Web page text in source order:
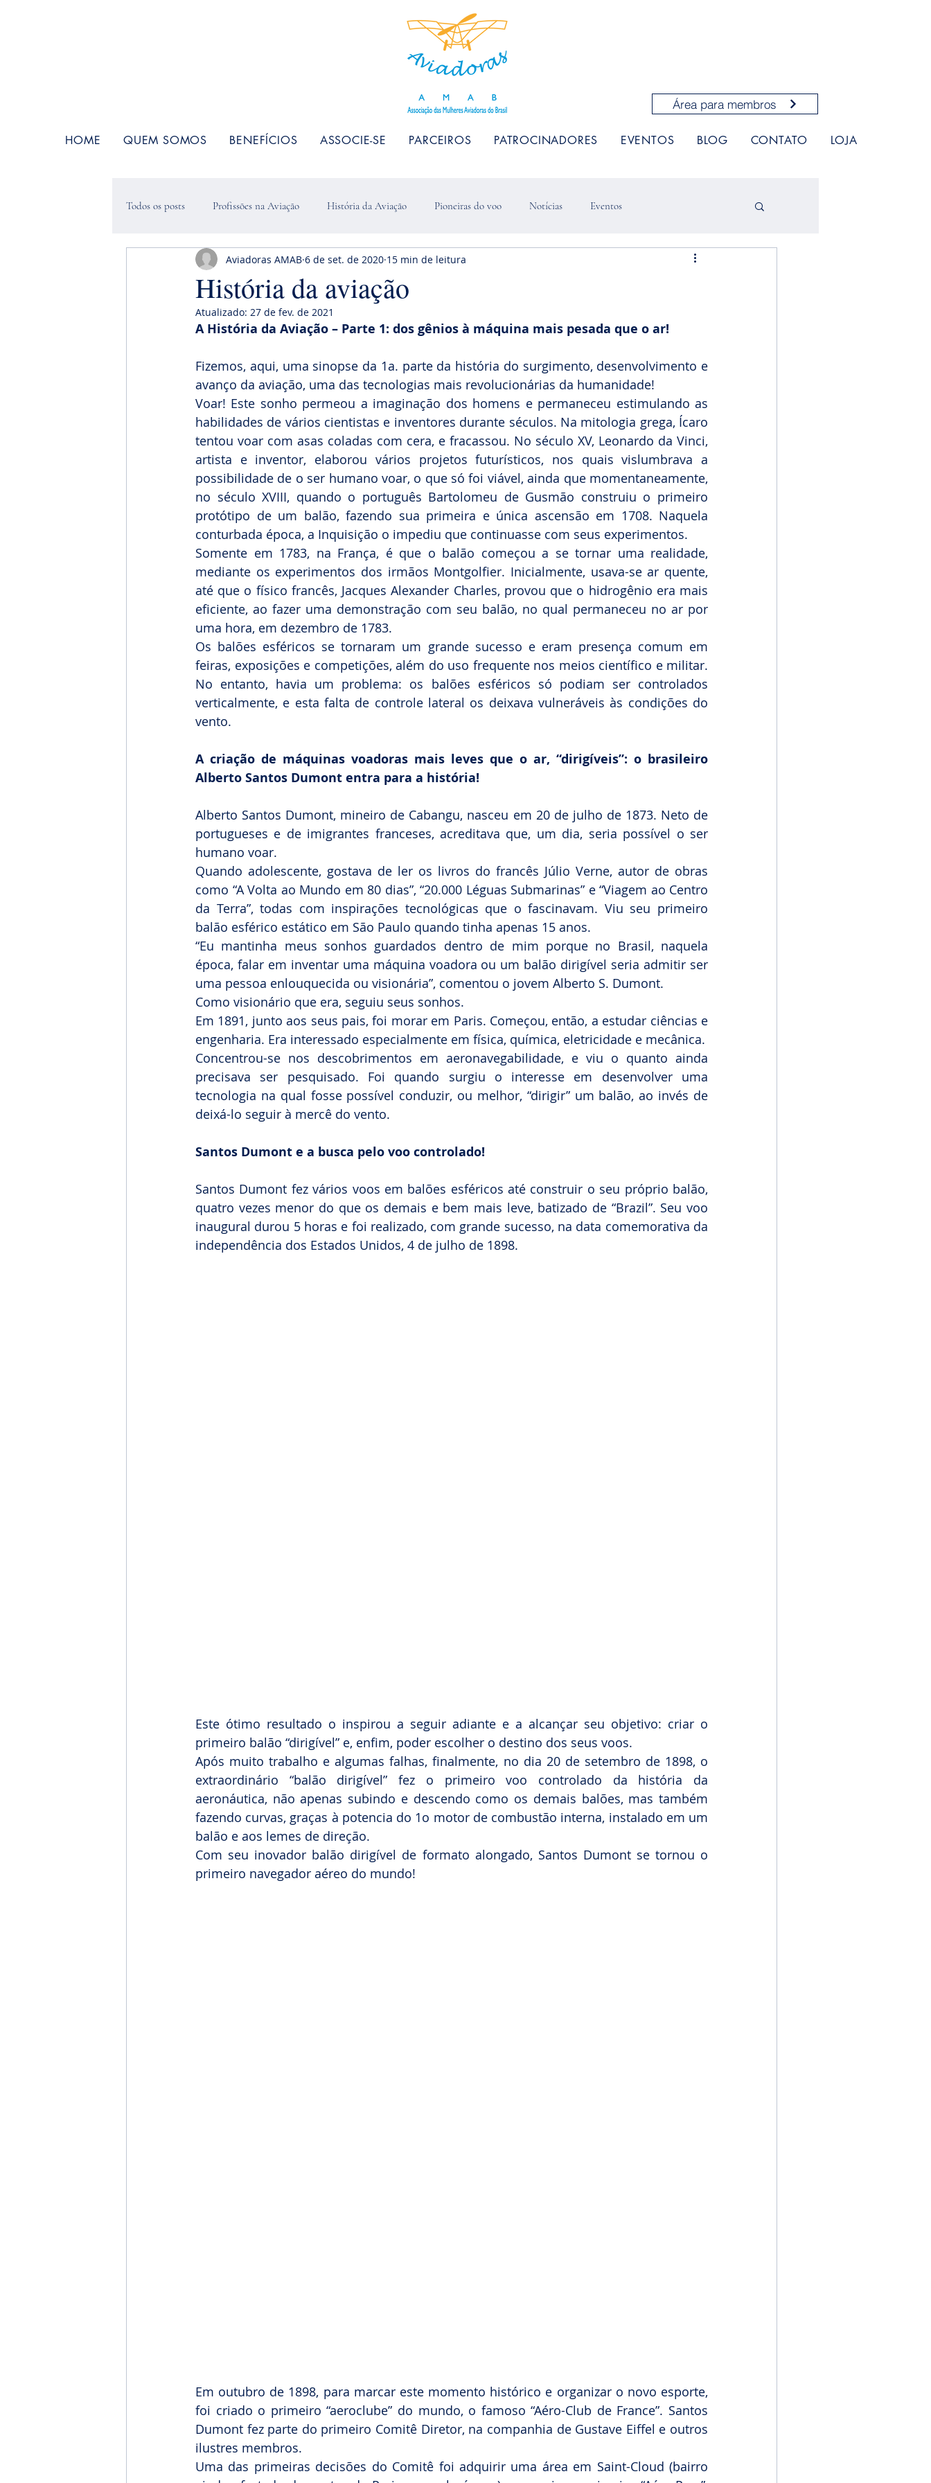
Área para membros ⠀
HOME QUEM SOMOS BENEFÍCIOS ASSOCIE-SE PARCEIROS PATROCINADORES EVENTOS BLOG CONTATO LOJA
Todos os posts Profissões na Aviação História da Aviação Pioneiras do voo Notícias Eventos
História da aviação
Aviadoras AMAB 6 de set. de 2020 15 min de leitura
Atualizado: 27 de fev. de 2021
A História da Aviação – Parte 1: dos gênios à máquina mais pesada que o ar!
Fizemos, aqui, uma sinopse da 1a. parte da história do surgimento, desenvolvimento e
avanço da aviação, uma das tecnologias mais revolucionárias da humanidade!
Voar! Este sonho permeou a imaginação dos homens e permaneceu estimulando as
habilidades de vários cientistas e inventores durante séculos. Na mitologia grega, Ícaro
tentou voar com asas coladas com cera, e fracassou. No século XV, Leonardo da Vinci,
artista e inventor, elaborou vários projetos futurísticos, nos quais vislumbrava a
possibilidade de o ser humano voar, o que só foi viável, ainda que momentaneamente,
no século XVIII, quando o português Bartolomeu de Gusmão construiu o primeiro
protótipo de um balão, fazendo sua primeira e única ascensão em 1708. Naquela
conturbada época, a Inquisição o impediu que continuasse com seus experimentos.
Somente em 1783, na França, é que o balão começou a se tornar uma realidade,
mediante os experimentos dos irmãos Montgolfier. Inicialmente, usava-se ar quente,
até que o físico francês, Jacques Alexander Charles, provou que o hidrogênio era mais
eficiente, ao fazer uma demonstração com seu balão, no qual permaneceu no ar por
uma hora, em dezembro de 1783.
Os balões esféricos se tornaram um grande sucesso e eram presença comum em
feiras, exposições e competições, além do uso frequente nos meios científico e militar.
No entanto, havia um problema: os balões esféricos só podiam ser controlados
verticalmente, e esta falta de controle lateral os deixava vulneráveis às condições do
vento.
A criação de máquinas voadoras mais leves que o ar, “dirigíveis”: o brasileiro
Alberto Santos Dumont entra para a história!
Alberto Santos Dumont, mineiro de Cabangu, nasceu em 20 de julho de 1873. Neto de
portugueses e de imigrantes franceses, acreditava que, um dia, seria possível o ser
humano voar.
Quando adolescente, gostava de ler os livros do francês Júlio Verne, autor de obras
como “A Volta ao Mundo em 80 dias”, “20.000 Léguas Submarinas” e “Viagem ao Centro
da Terra”, todas com inspirações tecnológicas que o fascinavam. Viu seu primeiro
balão esférico estático em São Paulo quando tinha apenas 15 anos.
“Eu mantinha meus sonhos guardados dentro de mim porque no Brasil, naquela
época, falar em inventar uma máquina voadora ou um balão dirigível seria admitir ser
uma pessoa enlouquecida ou visionária”, comentou o jovem Alberto S. Dumont.
Como visionário que era, seguiu seus sonhos.
Em 1891, junto aos seus pais, foi morar em Paris. Começou, então, a estudar ciências e
engenharia. Era interessado especialmente em física, química, eletricidade e mecânica.
Concentrou-se nos descobrimentos em aeronavegabilidade, e viu o quanto ainda
precisava ser pesquisado. Foi quando surgiu o interesse em desenvolver uma
tecnologia na qual fosse possível conduzir, ou melhor, “dirigir” um balão, ao invés de
deixá-lo seguir à mercê do vento.
Santos Dumont e a busca pelo voo controlado!
Santos Dumont fez vários voos em balões esféricos até construir o seu próprio balão,
quatro vezes menor do que os demais e bem mais leve, batizado de “Brazil”. Seu voo
inaugural durou 5 horas e foi realizado, com grande sucesso, na data comemorativa da
independência dos Estados Unidos, 4 de julho de 1898.
Este ótimo resultado o inspirou a seguir adiante e a alcançar seu objetivo: criar o
primeiro balão “dirigível” e, enfim, poder escolher o destino dos seus voos.
Após muito trabalho e algumas falhas, finalmente, no dia 20 de setembro de 1898, o
extraordinário “balão dirigível” fez o primeiro voo controlado da história da
aeronáutica, não apenas subindo e descendo como os demais balões, mas também
fazendo curvas, graças à potencia do 1o motor de combustão interna, instalado em um
balão e aos lemes de direção.
Com seu inovador balão dirigível de formato alongado, Santos Dumont se tornou o
primeiro navegador aéreo do mundo!
Em outubro de 1898, para marcar este momento histórico e organizar o novo esporte,
foi criado o primeiro “aeroclube” do mundo, o famoso “Aéro-Club de France”. Santos
Dumont fez parte do primeiro Comitê Diretor, na companhia de Gustave Eiffel e outros
ilustres membros.
Uma das primeiras decisões do Comitê foi adquirir uma área em Saint-Cloud (bairro